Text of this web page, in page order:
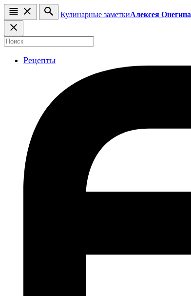
Кулинарные заметкиАлексея Онегина
Рецепты